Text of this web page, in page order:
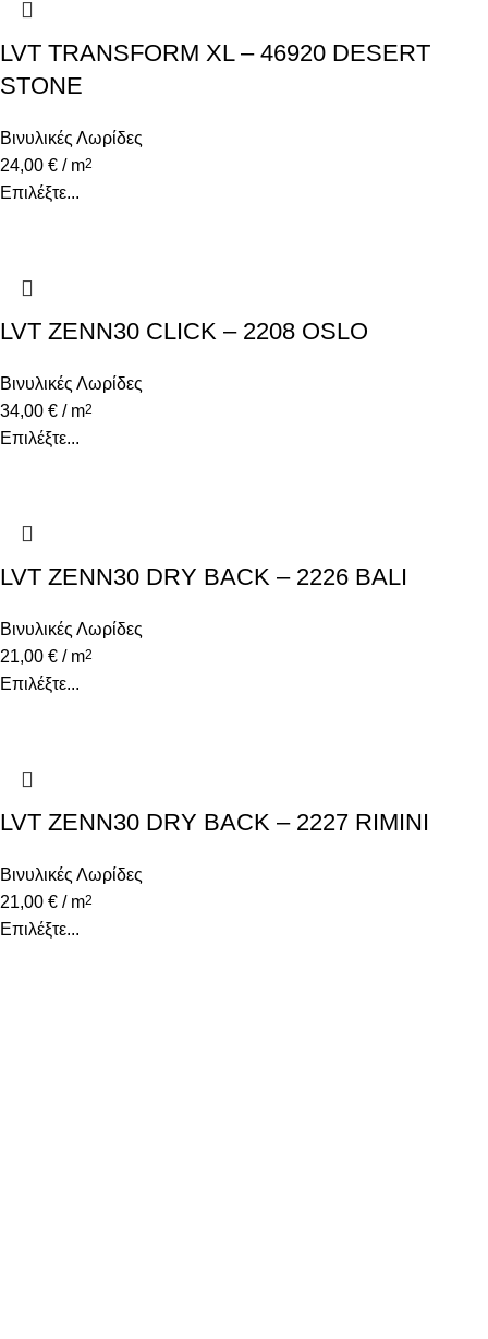
LVT TRANSFORM XL – 46920 DESERT
STONE
Βινυλικές Λωρίδες
24,00 € / m2
Επιλέξτε...
LVT ZENN30 CLICK – 2208 OSLO
Βινυλικές Λωρίδες
34,00 € / m2
Επιλέξτε...
LVT ZENN30 DRY BACK – 2226 BALI
Βινυλικές Λωρίδες
21,00 € / m2
Επιλέξτε...
LVT ZENN30 DRY BACK – 2227 RIMINI
Βινυλικές Λωρίδες
21,00 € / m2
Επιλέξτε...